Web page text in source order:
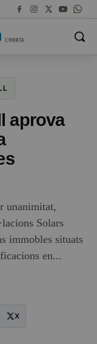
aprova
unanimitat,
Solars
immobles situats
en...
X